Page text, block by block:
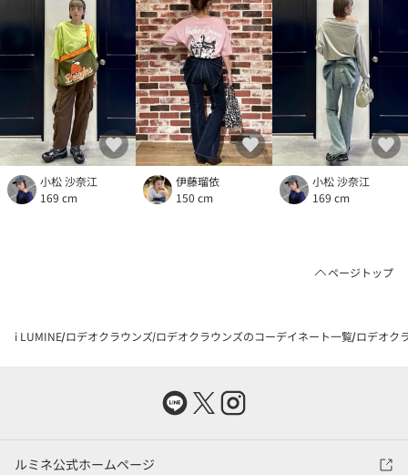
小松 沙奈江
169 cm
伊藤瑠依
150 cm
小松 沙奈江
169 cm
ページトップ
i LUMINE ロデオクラウンズ ロデオクラウンズのコーデイネート一覧 ロデオク
ルミネ公式ホームページ